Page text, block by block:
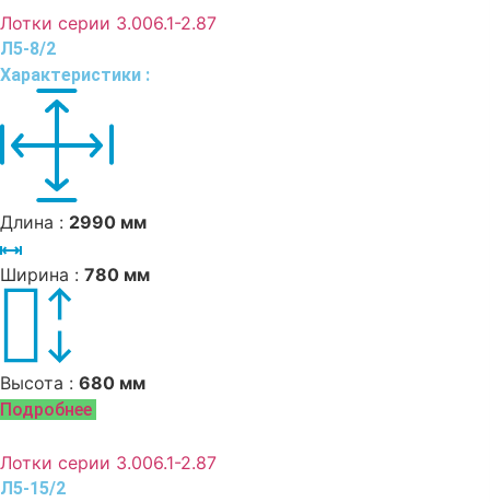
Лотки серии 3.006.1-2.87
Л5-8/2
Характеристики :
Длина : 2990 мм
Ширина : 780 мм
Высота : 680 мм
Подробнее
Лотки серии 3.006.1-2.87
Л5-15/2